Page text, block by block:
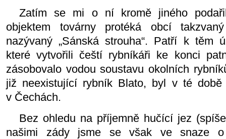
Zatím se mi o ní kromě jiného
objektem továrny pro­téká obcí
nazývaný „Sánská strouha“. Patří k těm
které vytvořili čeští rybníkáři ke konci
zásobovalo vodou soustavu okolních
již neexistující rybník Blato, byl v té době
v Čechách.
Bez ohledu na příjemně hučící jez
našimi zády jsme se však ve snaze o